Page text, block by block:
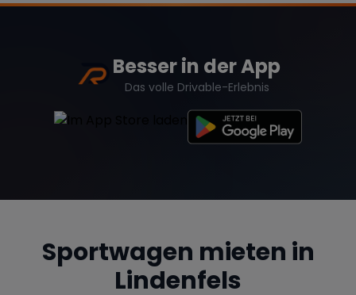
Besser in der App
Das volle Drivable-Erlebnis
Sportwagen mieten in
Lindenfels